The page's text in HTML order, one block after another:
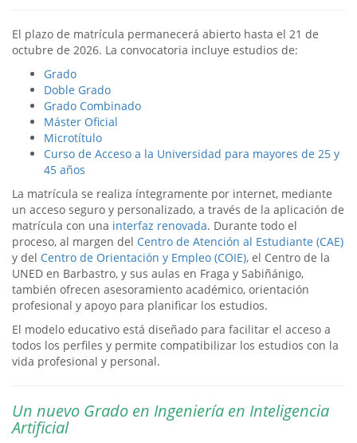
El plazo de matrícula permanecerá abierto hasta el 21 de
octubre de 2026. La convocatoria incluye estudios de:
Grado
Doble Grado
Grado Combinado
Máster Oficial
Microtítulo
Curso de Acceso a la Universidad para mayores de 25 y
45 años
La matrícula se realiza íntegramente por internet, mediante
un acceso seguro y personalizado, a través de la aplicación de
matrícula con una interfaz renovada. Durante todo el
proceso, al margen del Centro de Atención al Estudiante (CAE)
y del Centro de Orientación y Empleo (COIE), el Centro de la
UNED en Barbastro, y sus aulas en Fraga y Sabiñánigo,
también ofrecen asesoramiento académico, orientación
profesional y apoyo para planificar los estudios.
El modelo educativo está diseñado para facilitar el acceso a
todos los perfiles y permite compatibilizar los estudios con la
vida profesional y personal.
Un nuevo Grado en Ingeniería en Inteligencia
Artificial